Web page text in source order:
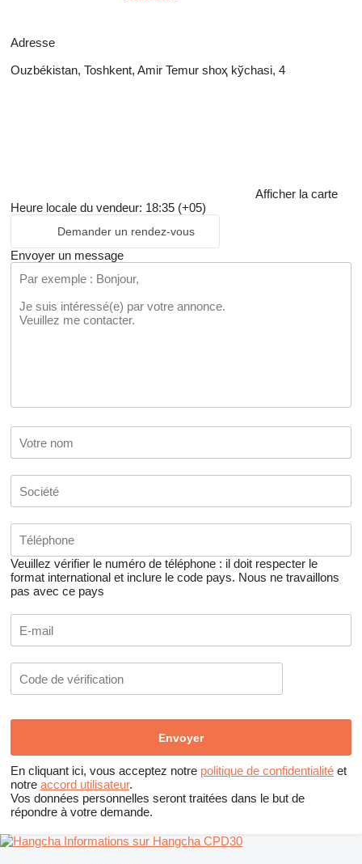
Adresse
Ouzbékistan, Toshkent, Amir Temur shoҳ kўchasi, 4
Afficher la carte
Heure locale du vendeur: 18:35 (+05)
Demander un rendez-vous
Envoyer un message
Veuillez vérifier le numéro de téléphone : il doit respecter le
format international et inclure le code pays. Nous ne travaillons
pas avec ce pays
En cliquant ici, vous acceptez notre politique de confidentialité et
notre accord utilisateur.
Vos données personnelles seront traitées dans le but de
répondre à votre demande.
Informations sur Hangcha CPD30